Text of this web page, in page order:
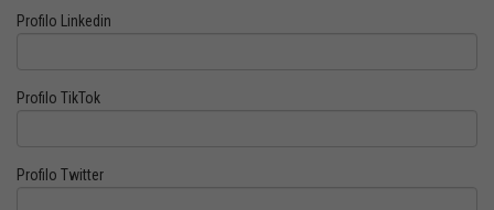
Profilo Linkedin
Profilo TikTok
Profilo Twitter